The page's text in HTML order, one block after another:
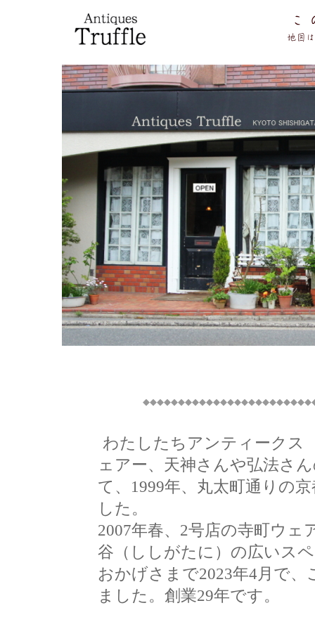
わたしたちアンティーク
ェアー、天神さんや弘法さ
て、1999年、丸太町通りの
した。
2007年春、2号店の寺町ウ
谷（ししがたに）の広いス
おかげさまで2023年4月で
ました。創業29年です。